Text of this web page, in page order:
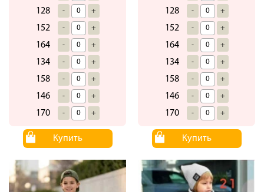
128 - +
152 - +
164 - +
134 - +
158 - +
146 - +
170 - +
Купить
128 - +
152 - +
164 - +
134 - +
158 - +
146 - +
170 - +
Купить